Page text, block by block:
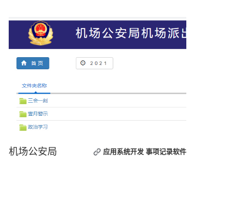
应用系统开发 事项记录软件
机场公安局